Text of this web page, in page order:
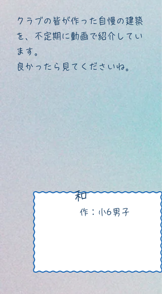
クラブの皆が作った自慢の建築
を、不定期に動画で紹介してい
ます。
​良かったら見てくださいね。
​和
作：小6男子